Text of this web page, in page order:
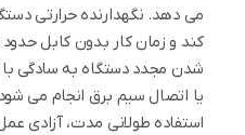
می دهد. نگهدارنده حرارتی
کند و زمان کار بدون کابل
شدن مجدد دستگاه به سادگی با
استفاده طولانی مدت، آزادی